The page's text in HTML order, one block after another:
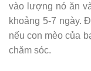
vào lượng nó ăn
khoảng 5-7 ngày.
nếu con mèo của
chăm sóc.